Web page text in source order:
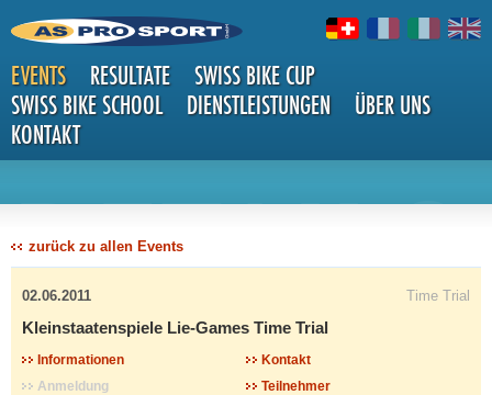
EVENTS RESULTATE
SWISS BIKE CUP
SWISS BIKE SCHOOL
DIENSTLEISTUNGEN
ÜBER UNS
KONTAKT
DETAILS
zurück zu allen Events
02.06.2011 Time Trial
Kleinstaatenspiele Lie-Games Time Trial
Informationen
Kontakt
Anmeldung
Teilnehmer